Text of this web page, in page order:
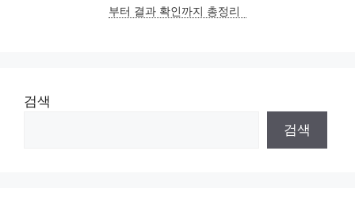
부터 결과 확인까지 총정리
검색
검색